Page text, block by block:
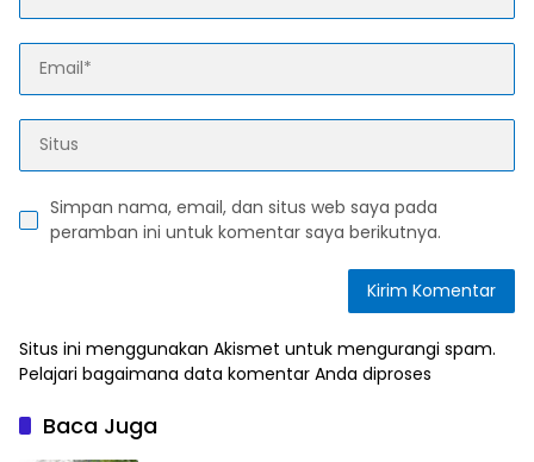
Simpan nama, email, dan situs web saya pada
peramban ini untuk komentar saya berikutnya.
Situs ini menggunakan Akismet untuk mengurangi spam.
Pelajari bagaimana data komentar Anda diproses
Baca Juga